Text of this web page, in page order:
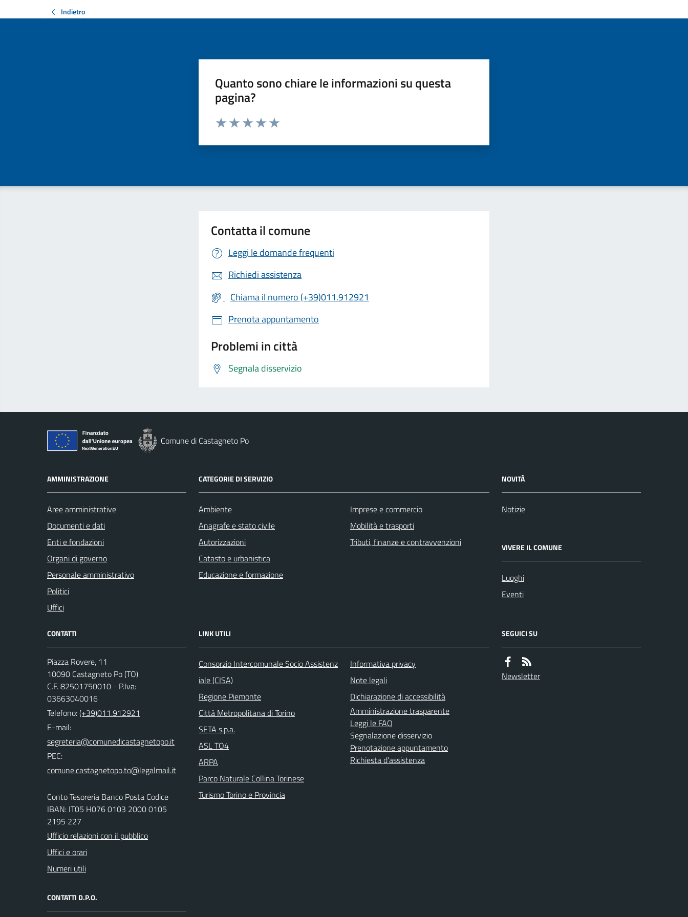
Indietro
Quanto sono chiare le informazioni su questa
pagina?
Valuta da 1 a 5 stelle la pagina
Contatta il comune
Leggi le domande frequenti
Richiedi assistenza
Chiama il numero (+39)011.912921
Prenota appuntamento
Problemi in città
Segnala disservizio
Comune di Castagneto Po
AMMINISTRAZIONE
Aree amministrative
Documenti e dati
Enti e fondazioni
Organi di governo
Personale amministrativo
Politici
Uffici
CATEGORIE DI SERVIZIO
Ambiente
Anagrafe e stato civile
Autorizzazioni
Catasto e urbanistica
Educazione e formazione
Imprese e commercio
Mobilità e trasporti
Tributi, finanze e contravvenzioni
NOVITÀ
Notizie
VIVERE IL COMUNE
Luoghi
Eventi
CONTATTI
Piazza Rovere, 11
10090 Castagneto Po (TO)
C.F. 82501750010 - P.Iva:
03663040016
Telefono:(+39)011.912921
E-mail:
PEC:
Conto Tesoreria Banco Posta Codice
IBAN: IT05 H076 0103 2000 0105
2195 227
Ufficio relazioni con il pubblico
Uffici e orari
Numeri utili
CONTATTI D.P.O.
LINK UTILI
Consorzio Intercomunale Socio Assistenz
iale (CISA)
Regione Piemonte
Città Metropolitana di Torino
SETA s.p.a.
ASL TO4
ARPA
Parco Naturale Collina Torinese
Turismo Torino e Provincia
Informativa privacy
Note legali
Dichiarazione di accessibilità
Amministrazione trasparente
Leggi le FAQ
Segnalazione disservizio
Prenotazione appuntamento
Richiesta d'assistenza
SEGUICI SU
Newsletter